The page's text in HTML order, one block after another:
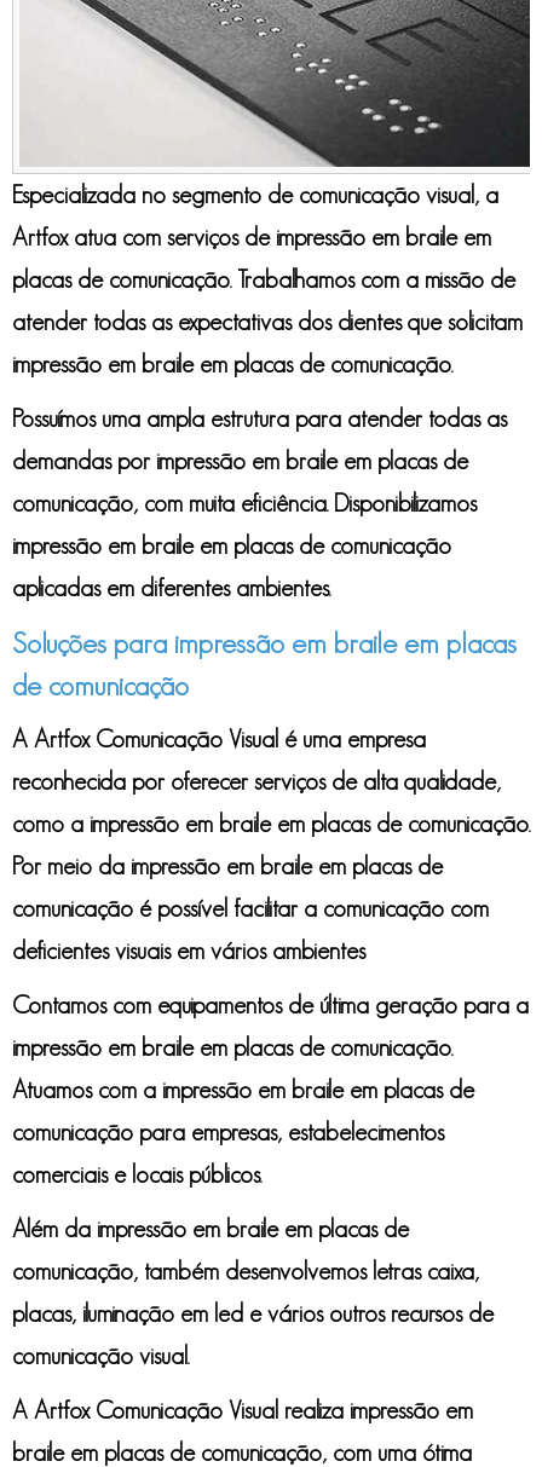
Especializada no segmento de comunicação visual, a
Artfox atua com serviços de impressão em braile em
placas de comunicação. Trabalhamos com a missão de
atender todas as expectativas dos clientes que solicitam
impressão em braile em placas de comunicação.
Possuímos uma ampla estrutura para atender todas as
demandas por impressão em braile em placas de
comunicação, com muita eficiência. Disponibilizamos
impressão em braile em placas de comunicação
aplicadas em diferentes ambientes.
Soluções para impressão em braile em placas
de comunicação
A Artfox Comunicação Visual é uma empresa
reconhecida por oferecer serviços de alta qualidade,
como a impressão em braile em placas de comunicação.
Por meio da impressão em braile em placas de
comunicação é possível facilitar a comunicação com
deficientes visuais em vários ambientes
Contamos com equipamentos de última geração para a
impressão em braile em placas de comunicação.
Atuamos com a impressão em braile em placas de
comunicação para empresas, estabelecimentos
comerciais e locais públicos.
Além da impressão em braile em placas de
comunicação, também desenvolvemos letras caixa,
placas, iluminação em led e vários outros recursos de
comunicação visual.
A Artfox Comunicação Visual realiza impressão em
braile em placas de comunicação, com uma ótima